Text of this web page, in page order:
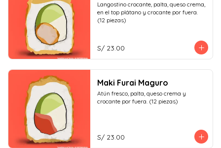
Langostino crocante, palta, queso crema,
en el top plátano y crocante por fuera.
(12 piezas)
S/ 23.00
Maki Furai Maguro
Atún fresco, palta, queso crema y
crocante por fuera. (12 piezas)
S/ 23.00